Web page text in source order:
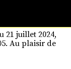
21 juillet 2024,
Au plaisir de